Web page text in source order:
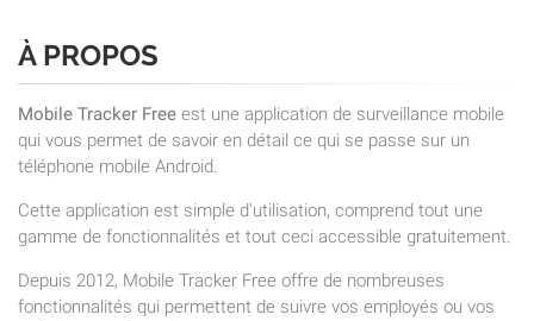
À PROPOS
Mobile Tracker Free est une application de surveillance mobile
qui vous permet de savoir en détail ce qui se passe sur un
téléphone mobile Android.
Cette application est simple d'utilisation, comprend tout une
gamme de fonctionnalités et tout ceci accessible gratuitement.
Depuis 2012, Mobile Tracker Free offre de nombreuses
fonctionnalités qui permettent de suivre vos employés ou vos